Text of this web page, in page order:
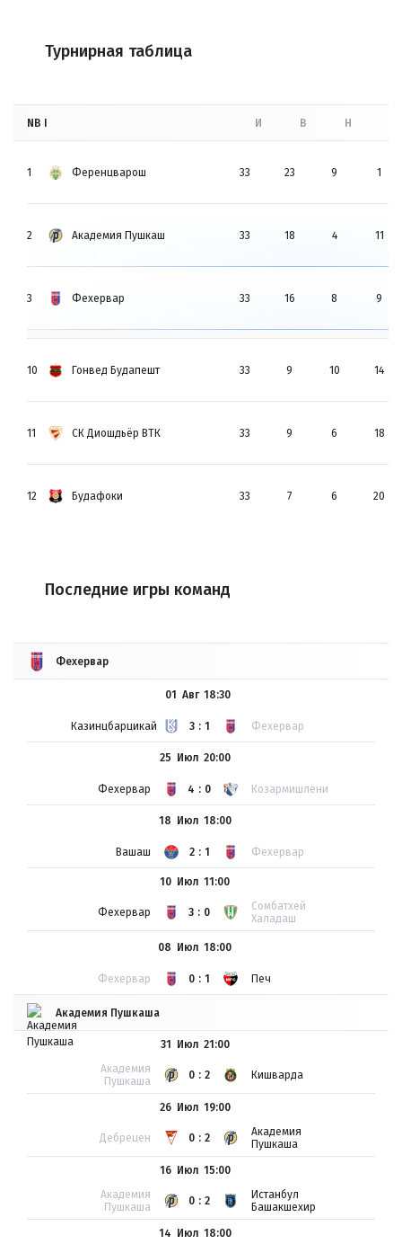
Турнирная таблица
NB I И В Н
1 Ференцварош 33 23 9 1
2 Академия Пушкаш 33 18 4 11
3 Фехервар 33 16 8 9
10 Гонвед Будапешт 33 9 10 14
11 СК Диошдьёр ВТК 33 9 6 18
12 Будафоки 33 7 6 20
Последние игры команд
Фехервар
01 Авг
Казинцбарцикай 3:1 Фехервар
18:30
25 Июл
Фехервар 4:0 Козармишлени
20:00
18 Июл
Вашаш 2:1 Фехервар
18:00
10 Июл
Фехервар 3:0
Сомбатхей
Халадаш
11:00
08 Июл
Фехервар 0:1 Печ
18:00
Академия Пушкаша
31 Июл
Академия
Пушкаша
0:2 Кишварда
21:00
26 Июл
Дебрецен 0:2
Академия
Пушкаша
19:00
16 Июл
Академия
Пушкаша
0:2
Истанбул
Башакшехир
15:00
14 Июл 18:00